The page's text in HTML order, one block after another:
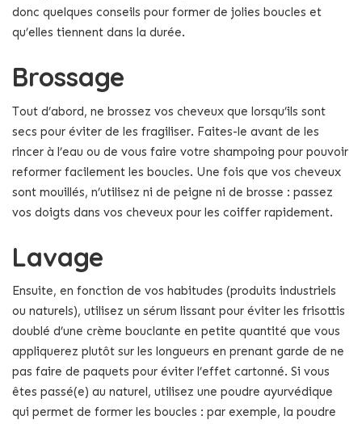
donc quelques conseils pour former de jolies boucles et
qu’elles tiennent dans la durée.
Brossage
Tout d’abord, ne brossez vos cheveux que lorsqu’ils sont
secs pour éviter de les fragiliser. Faites-le avant de les
rincer à l’eau ou de vous faire votre shampoing pour pouvoir
reformer facilement les boucles. Une fois que vos cheveux
sont mouillés, n’utilisez ni de peigne ni de brosse : passez
vos doigts dans vos cheveux pour les coiffer rapidement.
Lavage
Ensuite, en fonction de vos habitudes (produits industriels
ou naturels), utilisez un sérum lissant pour éviter les frisottis
doublé d’une crème bouclante en petite quantité que vous
appliquerez plutôt sur les longueurs en prenant garde de ne
pas faire de paquets pour éviter l’effet cartonné. Si vous
êtes passé(e) au naturel, utilisez une poudre ayurvédique
qui permet de former les boucles : par exemple, la poudre